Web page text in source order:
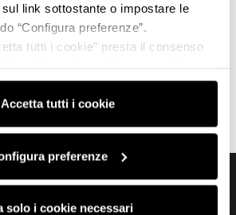
link sottostante o impostare le
“Configura preferenze”.
tutti i cookie” presta il consenso
su “Usa solo i cookie necessari” e
cookie tecnici necessari al corretto
Accetta tutti i cookie
preferenze
solo i cookie necessari
Torna in alto